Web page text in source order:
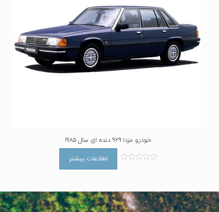
خودرو مزدا 929 دنده ای سال 1985
ا
ز
0
اطلاعات بیشتر